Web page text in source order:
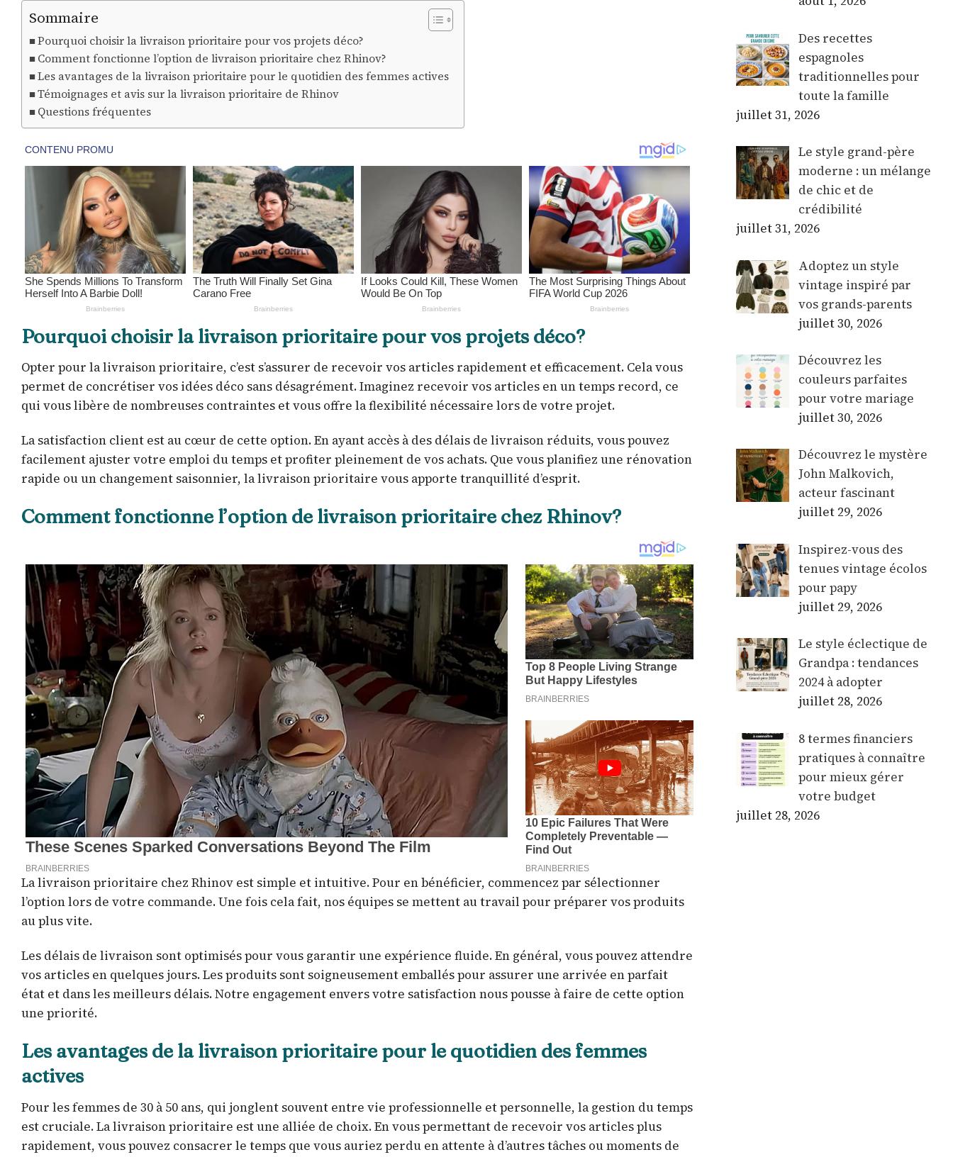
Sommaire
Pourquoi choisir la livraison prioritaire pour vos projets déco?
Comment fonctionne l’option de livraison prioritaire chez Rhinov?
Les avantages de la livraison prioritaire pour le quotidien des femmes actives
Témoignages et avis sur la livraison prioritaire de Rhinov
Questions fréquentes
Pourquoi choisir la livraison prioritaire pour vos projets déco?
Opter pour la livraison prioritaire, c’est s’assurer de recevoir vos articles rapidement et efficacement. Cela vous
permet de concrétiser vos idées déco sans désagrément. Imaginez recevoir vos articles en un temps record, ce
qui vous libère de nombreuses contraintes et vous offre la flexibilité nécessaire lors de votre projet.
La satisfaction client est au cœur de cette option. En ayant accès à des délais de livraison réduits, vous pouvez
facilement ajuster votre emploi du temps et profiter pleinement de vos achats. Que vous planifiez une rénovation
rapide ou un changement saisonnier, la livraison prioritaire vous apporte tranquillité d’esprit.
Comment fonctionne l’option de livraison prioritaire chez Rhinov?
La livraison prioritaire chez Rhinov est simple et intuitive. Pour en bénéficier, commencez par sélectionner
l’option lors de votre commande. Une fois cela fait, nos équipes se mettent au travail pour préparer vos produits
au plus vite.
Les délais de livraison sont optimisés pour vous garantir une expérience fluide. En général, vous pouvez attendre
vos articles en quelques jours. Les produits sont soigneusement emballés pour assurer une arrivée en parfait
état et dans les meilleurs délais. Notre engagement envers votre satisfaction nous pousse à faire de cette option
une priorité.
Les avantages de la livraison prioritaire pour le quotidien des femmes
actives
Pour les femmes de 30 à 50 ans, qui jonglent souvent entre vie professionnelle et personnelle, la gestion du temps
est cruciale. La livraison prioritaire est une alliée de choix. En vous permettant de recevoir vos articles plus
rapidement, vous pouvez consacrer le temps que vous auriez perdu en attente à d’autres tâches ou moments de
Des recettes
espagnoles
traditionnelles pour
toute la famille
juillet 31, 2026
Le style grand-père
moderne : un mélange
de chic et de
crédibilité
juillet 31, 2026
Adoptez un style
vintage inspiré par
vos grands-parents
juillet 30, 2026
Découvrez les
couleurs parfaites
pour votre mariage
juillet 30, 2026
Découvrez le mystère
John Malkovich,
acteur fascinant
juillet 29, 2026
Inspirez-vous des
tenues vintage écolos
pour papy
juillet 29, 2026
Le style éclectique de
Grandpa : tendances
2024 à adopter
juillet 28, 2026
8 termes financiers
pratiques à connaître
pour mieux gérer
votre budget
juillet 28, 2026